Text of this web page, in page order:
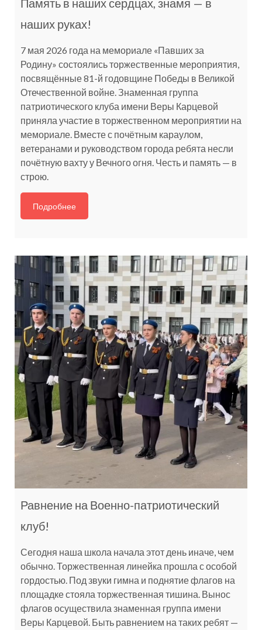
Память в наших сердцах, знамя — в
наших руках!
7 мая 2026 года на мемориале «Павших за
Родину» состоялись торжественные мероприятия,
посвящённые 81-й годовщине Победы в Великой
Отечественной войне. Знаменная группа
патриотического клуба имени Веры Карцевой
приняла участие в торжественном мероприятии на
мемориале. Вместе с почётным караулом,
ветеранами и руководством города ребята несли
почётную вахту у Вечного огня. Честь и память — в
строю.
Подробнее
Равнение на Военно-патриотический
клуб!
Сегодня наша школа начала этот день иначе, чем
обычно. Торжественная линейка прошла с особой
гордостью. Под звуки гимна и поднятие флагов на
площадке стояла торжественная тишина. Вынос
флагов осуществила знаменная группа имени
Веры Карцевой. Быть равнением на таких ребят —